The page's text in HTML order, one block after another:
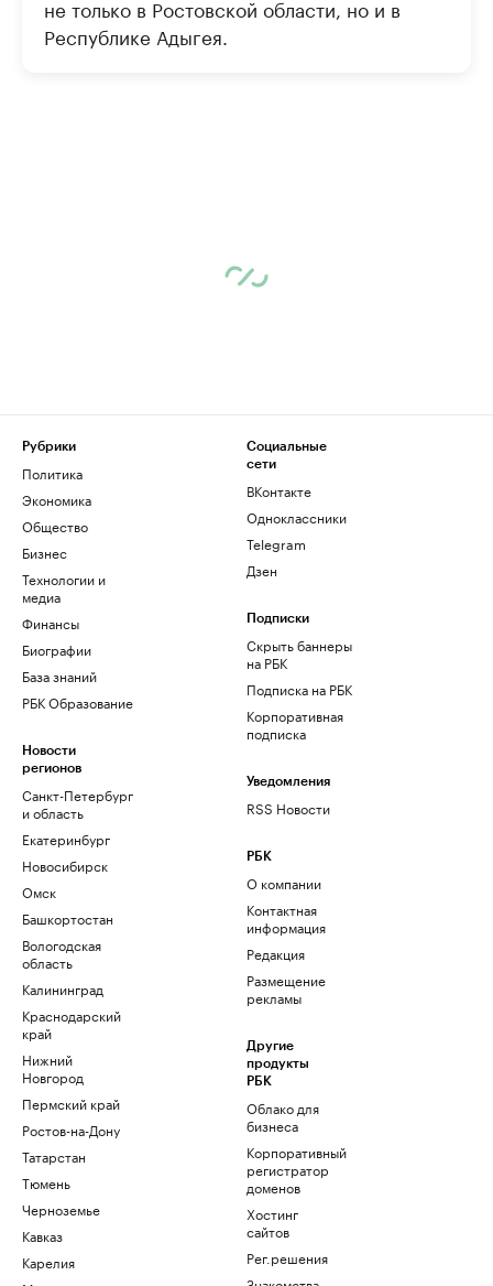
не только в Ростовской области, но и в
Республике Адыгея.
Рубрики
Политика
Экономика
Общество
Бизнес
Технологии и
медиа
Финансы
Биографии
База знаний
РБК Образование
Новости
регионов
Санкт-Петербург
и область
Екатеринбург
Новосибирск
Омск
Башкортостан
Вологодская
область
Калининград
Краснодарский
край
Нижний
Новгород
Пермский край
Ростов-на-Дону
Татарстан
Тюмень
Черноземье
Кавказ
Карелия
Социальные
сети
ВКонтакте
Одноклассники
Telegram
Дзен
Подписки
Скрыть баннеры
на РБК
Подписка на РБК
Корпоративная
подписка
Уведомления
RSS Новости
РБК
О компании
Контактная
информация
Редакция
Размещение
рекламы
Другие
продукты
РБК
Облако для
бизнеса
Корпоративный
регистратор
доменов
Хостинг
сайтов
Рег.решения